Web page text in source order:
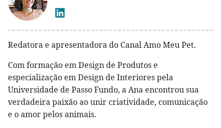
Redatora e apresentadora do Canal Amo Meu Pet.
Com formação em Design de Produtos e
especialização em Design de Interiores pela
Universidade de Passo Fundo, a Ana encontrou sua
verdadeira paixão ao unir criatividade, comunicação
e o amor pelos animais.